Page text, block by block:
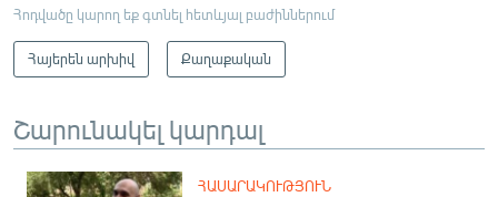
Հոդվածը կարող եք գտնել հետևյալ բաժիններում
Հայերեն արխիվ Քաղաքական
Շարունակել կարդալ
ՀԱՍԱՐԱԿՈՒԹՅՈՒՆ